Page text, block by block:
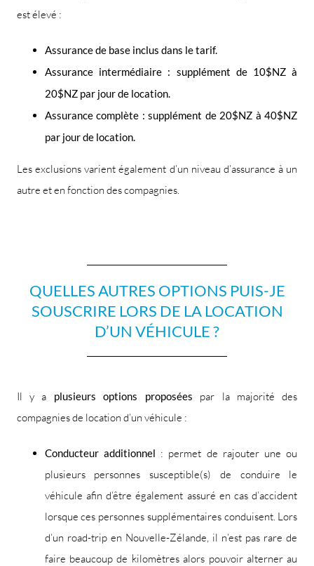
est élevé :
Assurance de base inclus dans le tarif.
Assurance intermédiaire : supplément de 10$NZ à
20$NZ par jour de location.
Assurance complète : supplément de 20$NZ à 40$NZ
par jour de location.
Les exclusions varient également d’un niveau d’assurance à un
autre et en fonction des compagnies.
QUELLES AUTRES OPTIONS PUIS-JE
SOUSCRIRE LORS DE LA LOCATION
D’UN VÉHICULE ?
Il y a plusieurs options proposées par la majorité des
compagnies de location d’un véhicule :
Conducteur additionnel : permet de rajouter une ou
plusieurs personnes susceptible(s) de conduire le
véhicule afin d’être également assuré en cas d’accident
lorsque ces personnes supplémentaires conduisent. Lors
d’un road-trip en Nouvelle-Zélande, il n’est pas rare de
faire beaucoup de kilomètres alors pouvoir alterner au